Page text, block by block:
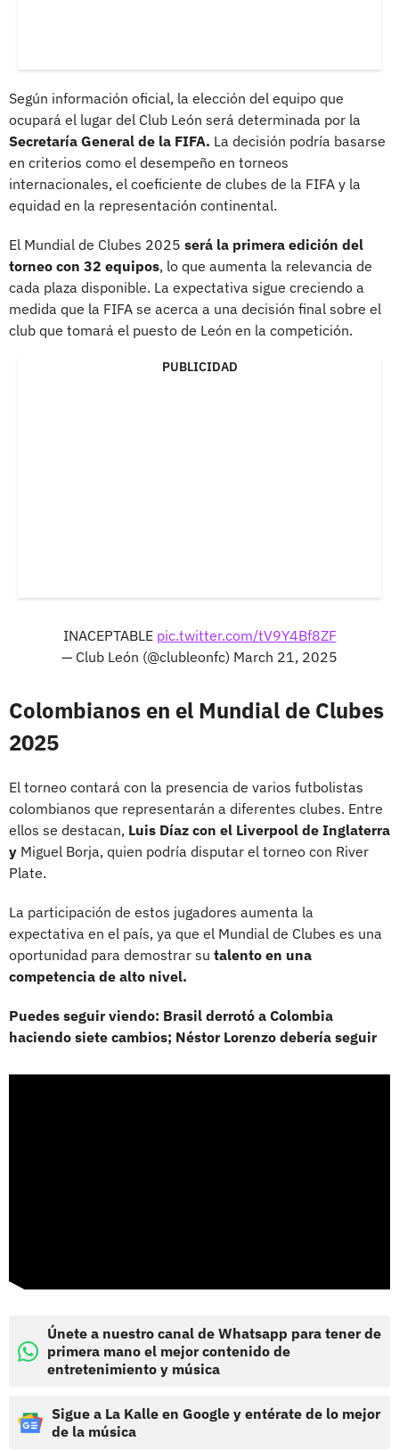
Según información oficial, la elección del equipo que
ocupará el lugar del Club León será determinada por la
Secretaría General de la FIFA. La decisión podría basarse
en criterios como el desempeño en torneos
internacionales, el coeficiente de clubes de la FIFA y la
equidad en la representación continental.
El Mundial de Clubes 2025 será la primera edición del
torneo con 32 equipos, lo que aumenta la relevancia de
cada plaza disponible. La expectativa sigue creciendo a
medida que la FIFA se acerca a una decisión final sobre el
club que tomará el puesto de León en la competición.
PUBLICIDAD
INACEPTABLE pic.twitter.com/tV9Y4Bf8ZF
— Club León (@clubleonfc) March 21, 2025
Colombianos en el Mundial de Clubes
2025
El torneo contará con la presencia de varios futbolistas
colombianos que representarán a diferentes clubes. Entre
ellos se destacan, Luis Díaz con el Liverpool de Inglaterra
y Miguel Borja, quien podría disputar el torneo con River
Plate.
La participación de estos jugadores aumenta la
expectativa en el país, ya que el Mundial de Clubes es una
oportunidad para demostrar su talento en una
competencia de alto nivel.
Puedes seguir viendo: Brasil derrotó a Colombia
haciendo siete cambios; Néstor Lorenzo debería seguir
Únete a nuestro canal de Whatsapp para tener de
primera mano el mejor contenido de
entretenimiento y música
Sigue a La Kalle en Google y entérate de lo mejor
de la música